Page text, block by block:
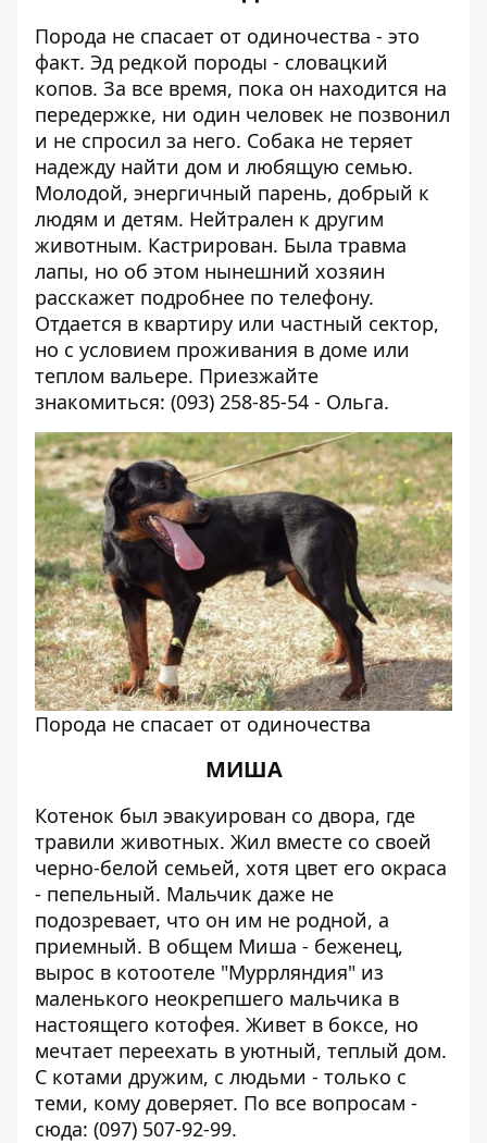
Порода не спасает от одиночества - это
факт. Эд редкой породы - словацкий
копов. За все время, пока он находится на
передержке, ни один человек не позвонил
и не спросил за него. Собака не теряет
надежду найти дом и любящую семью.
Молодой, энергичный парень, добрый к
людям и детям. Нейтрален к другим
животным. Кастрирован. Была травма
лапы, но об этом нынешний хозяин
расскажет подробнее по телефону.
Отдается в квартиру или частный сектор,
но с условием проживания в доме или
теплом вальере. Приезжайте
знакомиться: (093) 258-85-54 - Ольга.
Порода не спасает от одиночества
МИША
Котенок был эвакуирован со двора, где
травили животных. Жил вместе со своей
черно-белой семьей, хотя цвет его окраса
- пепельный. Мальчик даже не
подозревает, что он им не родной, а
приемный. В общем Миша - беженец,
вырос в котоотеле "Муррляндия" из
маленького неокрепшего мальчика в
настоящего котофея. Живет в боксе, но
мечтает переехать в уютный, теплый дом.
С котами дружим, с людьми - только с
теми, кому доверяет. По все вопросам -
сюда: (097) 507-92-99.